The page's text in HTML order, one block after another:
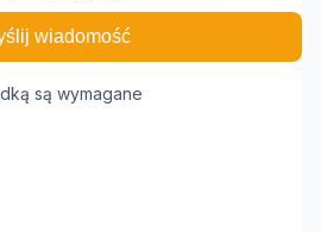
wiadomość
są wymagane